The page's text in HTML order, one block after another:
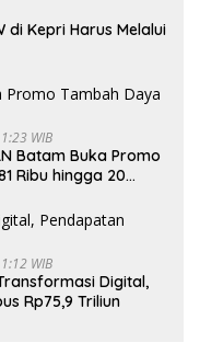
di Kepri Harus Melalui
WIB
Batam Buka Promo
Ribu hingga 20
WIB
Digital,
Rp75,9 Triliun